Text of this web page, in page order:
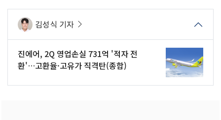
김성식 기자
진에어, 2Q 영업손실 731억 '적자 전
환'…고환율·고유가 직격탄(종합)